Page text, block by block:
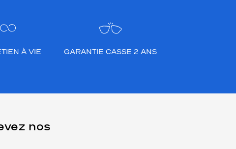
À VIE GARANTIE CASSE 2 ANS
nos